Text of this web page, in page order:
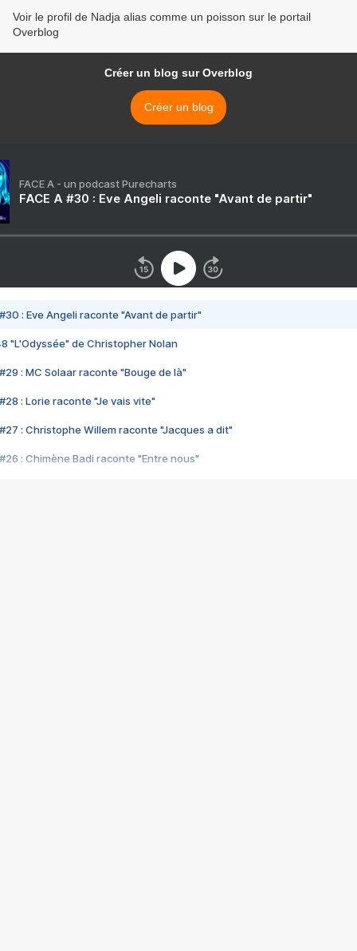
Voir le profil de Nadja alias comme un poisson sur le portail
Overblog
Créer un blog sur Overblog
Créer un blog
FACE A - un podcast Purecharts
FACE A #30 : Eve Angeli raconte "Avant de partir"
#30 : Eve Angeli raconte "Avant de partir"
"L'Odyssée" de Christopher Nolan
#29 : MC Solaar raconte "Bouge de là"
#28 : Lorie raconte "Je vais vite"
#27 : Christophe Willem raconte "Jacques a dit"
#26 : Chimène Badi raconte "Entre nous"